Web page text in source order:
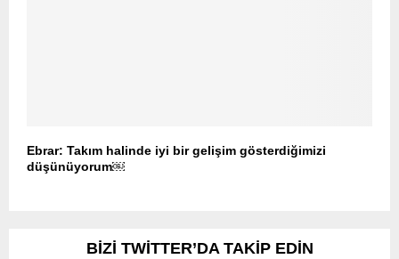
Ebrar: Takım halinde iyi bir gelişim gösterdiğimizi
düşünüyorum￼
BIZI TWITTER’DA TAKIP EDIN